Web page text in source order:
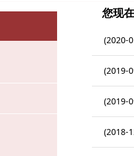
您现
(2020-
(2019-
(2019-
(2018-